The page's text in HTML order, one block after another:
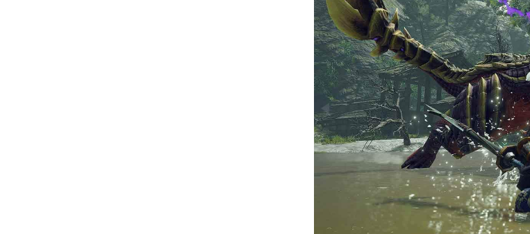
secreto detrás de los dragones ancianos
Gameplay y Mecánicas: Agilidad,
El núcleo jugable de Monster Hunter
pero introduce mecánicas
exploración:
1. El Cordóptero (Wirebug):
Es la mecánica estrella de esta entrega.
permitiendo al cazador impulsarse por
exploración vertical de los mapas (puedes
los "Ataques de Cordofibra" a las 14 armas
cargas de cordóptero para realizar